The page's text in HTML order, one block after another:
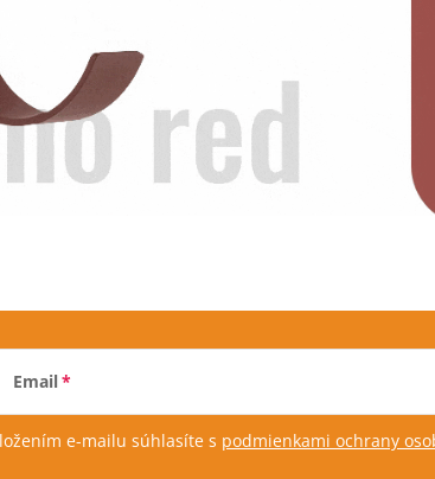
Email
e-mailu súhlasíte s podmienkami ochrany